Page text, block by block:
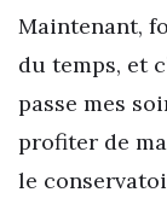
Maintenant,
du temps, et
passe mes
profiter de
le